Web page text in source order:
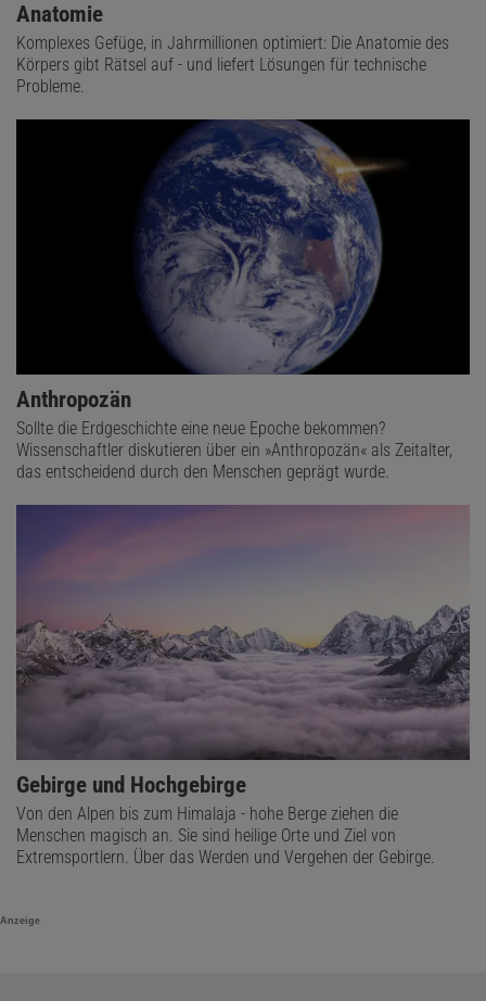
Anatomie
Komplexes Gefüge, in Jahrmillionen optimiert: Die Anatomie des
Körpers gibt Rätsel auf - und liefert Lösungen für technische
Probleme.
Anthropozän
Sollte die Erdgeschichte eine neue Epoche bekommen?
Wissenschaftler diskutieren über ein »Anthropozän« als Zeitalter,
das entscheidend durch den Menschen geprägt wurde.
Gebirge und Hochgebirge
Von den Alpen bis zum Himalaja - hohe Berge ziehen die
Menschen magisch an. Sie sind heilige Orte und Ziel von
Extremsportlern. Über das Werden und Vergehen der Gebirge.
Anzeige